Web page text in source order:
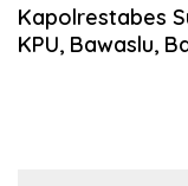
Kapolrestabes
KPU, Bawaslu,